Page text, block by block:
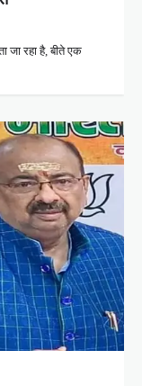
जा रहा है, बीते एक